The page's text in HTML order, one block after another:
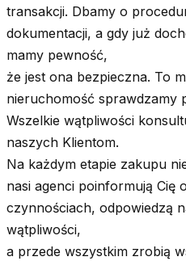
transakcji. Dbamy o
dokumentacji, a gdy już
mamy pewność,
że jest ona bezpieczna. To
nieruchomość sprawdzamy
Wszelkie wątpliwości
naszych Klientom.
Na każdym etapie zakupu
nasi agenci poinformują Cię
czynnościach, odpowiedzą
wątpliwości,
a przede wszystkim zrobią